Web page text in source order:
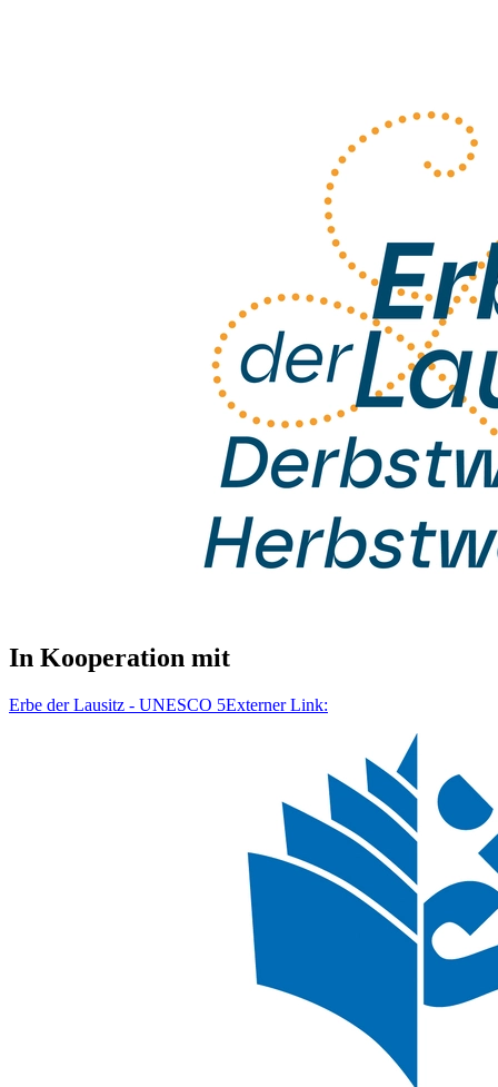
In Kooperation mit
Erbe der Lausitz - UNESCO 5Externer Link: